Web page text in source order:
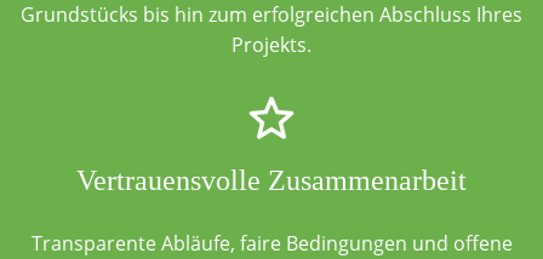
Grundstücks bis hin zum erfolgreichen Abschluss Ihres
Projekts.
Vertrauensvolle Zusammenarbeit
Transparente Abläufe, faire Bedingungen und offene